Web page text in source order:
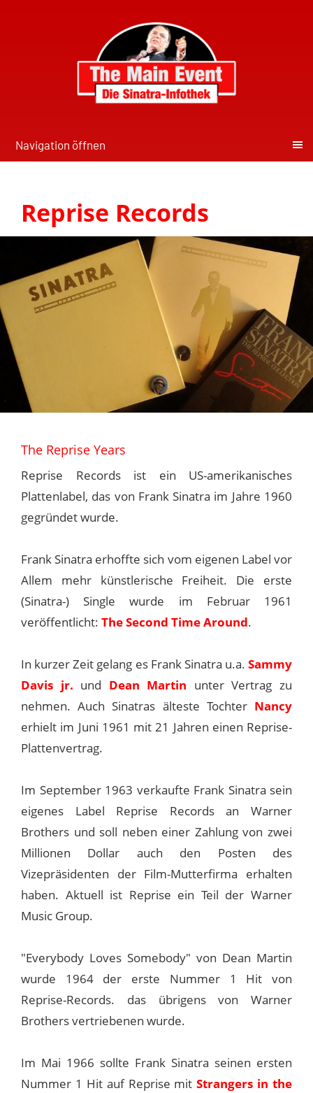
Navigation öffnen
Reprise Records
The Reprise Years
Reprise Records ist ein US-amerikanisches
Plattenlabel, das von Frank Sinatra im Jahre 1960
gegründet wurde.
Frank Sinatra erhoffte sich vom eigenen Label vor
Allem mehr künstlerische Freiheit. Die erste
(Sinatra-) Single wurde im Februar 1961
veröffentlicht: The Second Time Around.
In kurzer Zeit gelang es Frank Sinatra u.a. Sammy
Davis jr. und Dean Martin unter Vertrag zu
nehmen. Auch Sinatras älteste Tochter Nancy
erhielt im Juni 1961 mit 21 Jahren einen Reprise-
Plattenvertrag.
Im September 1963 verkaufte Frank Sinatra sein
eigenes Label Reprise Records an Warner
Brothers und soll neben einer Zahlung von zwei
Millionen Dollar auch den Posten des
Vizepräsidenten der Film-Mutterfirma erhalten
haben. Aktuell ist Reprise ein Teil der Warner
Music Group.
"Everybody Loves Somebody" von Dean Martin
wurde 1964 der erste Nummer 1 Hit von
Reprise-Records. das übrigens von Warner
Brothers vertriebenen wurde.
Im Mai 1966 sollte Frank Sinatra seinen ersten
Nummer 1 Hit auf Reprise mitStrangers in the